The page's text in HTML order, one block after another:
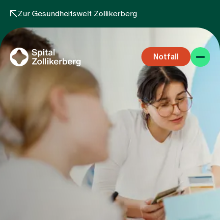
Zur Gesundheitswelt Zollikerberg
Notfall
Fachbereiche